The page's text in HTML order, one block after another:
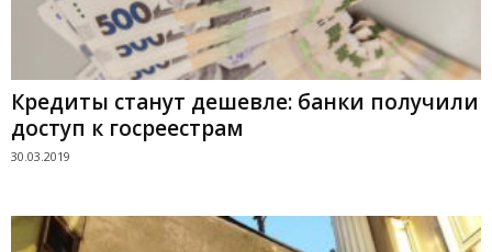
Кредиты станут дешевле: банки получили
доступ к госреестрам
30.03.2019